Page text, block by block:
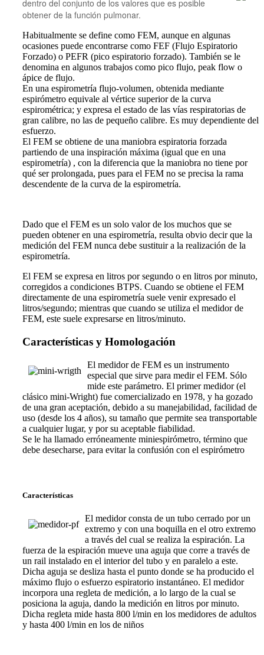
dentro del conjunto de los valores que es posible
obtener de la función pulmonar.
Habitualmente se define como FEM, aunque en algunas
ocasiones puede encontrarse como FEF (Flujo Espiratorio
Forzado) o PEFR (pico espiratorio forzado). También se le
denomina en algunos trabajos como pico flujo, peak flow o
ápice de flujo.
En una espirometría flujo-volumen, obtenida mediante
espirómetro equivale al vértice superior de la curva
espirométrica; y expresa el estado de las vías respiratorias de
gran calibre, no las de pequeño calibre. Es muy dependiente del
esfuerzo.
El FEM se obtiene de una maniobra espiratoria forzada
partiendo de una inspiración máxima (igual que en una
espirometría) , con la diferencia que la maniobra no tiene por
qué ser prolongada, pues para el FEM no se precisa la rama
descendente de la curva de la espirometría.
Dado que el FEM es un solo valor de los muchos que se
pueden obteneren una espirometría, resulta obvio decir que la
medición del FEM nunca debe sustituir a la realización de la
espirometría.
El FEM se expresa en litros por segundo o en litros por minuto,
corregidos a condiciones BTPS. Cuando se obtiene el FEM
directamente de una espirometría suele venir expresado el
litros/segundo; mientras que cuando se utiliza el medidor de
FEM, este suele expresarse en litros/minuto.
Características y Homologación
El medidor de FEM es un instrumento
especial que sirve para medir el FEM. Sólo
mide este parámetro. El primer medidor (el
clásico mini-Wright) fue comercializado en 1978, y ha gozado
de una gran aceptación, debido a su manejabilidad, facilidad de
uso (desde los 4 años), su tamaño que permite sea transportable
a cualquier lugar, y por su aceptable fiabilidad.
Se le ha llamado erróneamente miniespirómetro, término que
debe desecharse, para evitar la confusión con el espirómetro
Características
El medidor consta de un tubo cerrado por un
extremo y con una boquilla en el otro extremo
a través del cual se realiza la espiración. La
fuerza de la espiración mueve una aguja que corre a través de
un rail instalado en el interior del tubo y en paralelo a este.
Dicha aguja se desliza hasta el punto donde se ha producido el
máximo flujo o esfuerzo espiratorio instantáneo. El medidor
incorpora una regleta de medición, a lo largo de la cual se
posiciona la aguja, dando la medición en litros por minuto.
Dicha regleta mide hasta 800 l/min en los medidores de adultos
y hasta 400 l/min en los de niños